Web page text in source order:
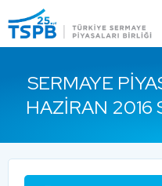
Close
SERMAYE
HAZIRAN 2016